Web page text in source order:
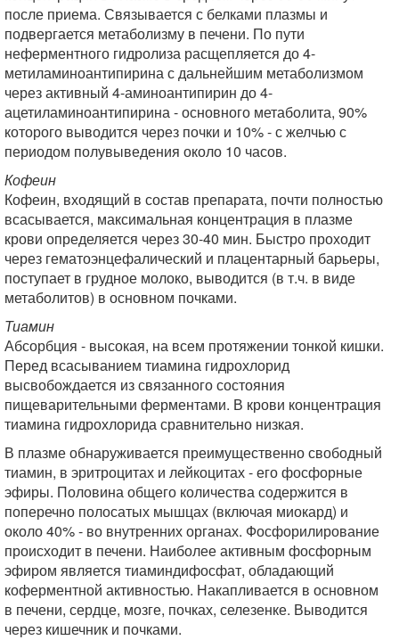
после приема. Связывается с белками плазмы и
подвергается метаболизму в печени. По пути
неферментного гидролиза расщепляется до 4-
метиламиноантипирина с дальнейшим метаболизмом
через активный 4-аминоантипирин до 4-
ацетиламиноантипирина - основного метаболита, 90%
которого выводится через почки и 10% - с желчью с
периодом полувыведения около 10 часов.
Кофеин
Кофеин, входящий в состав препарата, почти полностью
всасывается, максимальная концентрация в плазме
крови определяется через 30-40 мин. Быстро проходит
через гематоэнцефалический и плацентарный барьеры,
поступает в грудное молоко, выводится (в т.ч. в виде
метаболитов) в основном почками.
Тиамин
Абсорбция - высокая, на всем протяжении тонкой кишки.
Перед всасыванием тиамина гидрохлорид
высвобождается из связанного состояния
пищеварительными ферментами. В крови концентрация
тиамина гидрохлорида сравнительно низкая.
В плазме обнаруживается преимущественно свободный
тиамин, в эритроцитах и лейкоцитах - его фосфорные
эфиры. Половина общего количества содержится в
поперечно полосатых мышцах (включая миокард) и
около 40% - во внутренних органах. Фосфорилирование
происходит в печени. Наиболее активным фосфорным
эфиром является тиаминдифосфат, обладающий
коферментной активностью. Накапливается в основном
в печени, сердце, мозге, почках, селезенке. Выводится
через кишечник и почками.